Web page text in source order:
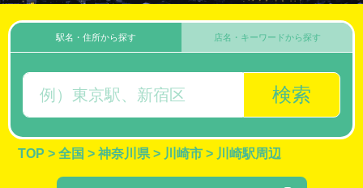
駅名・住所から探す
検索
店名・キーワードから探す
TOP > 全国 > 神奈川県 > 川崎市 > 川崎駅周辺